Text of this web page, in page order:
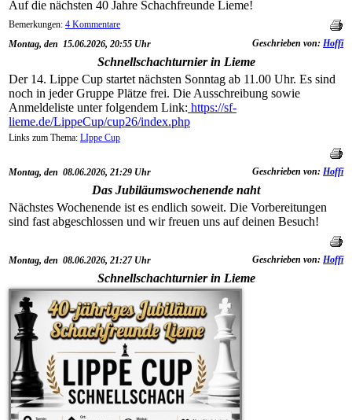
Auf die nächsten 40 Jahre Schachfreunde Lieme!
Bemerkungen: 4 Kommentare
Montag, den 15.06.2026, 20:55 Uhr
Geschrieben von: Hoffi
Schnellschachturnier in Lieme
Der 14. Lippe Cup startet nächsten Sonntag ab 11.00 Uhr. Es sind
noch in jeder Gruppe Plätze frei. Die Ausschreibung sowie
Anmeldeliste unter folgendem Link: https://sf-
lieme.de/LippeCup/cup26/index.php
Links zum Thema: LIppe Cup
Montag, den 08.06.2026, 21:29 Uhr Geschrieben von: Hoffi
Das Jubiläumswochenende naht
Nächstes Wochenende ist es endlich soweit. Die Vorbereitungen
sind fast abgeschlossen und wir freuen uns auf deinen Besuch!
Montag, den 08.06.2026, 21:27 Uhr Geschrieben von: Hoffi
Schnellschachturnier in Lieme